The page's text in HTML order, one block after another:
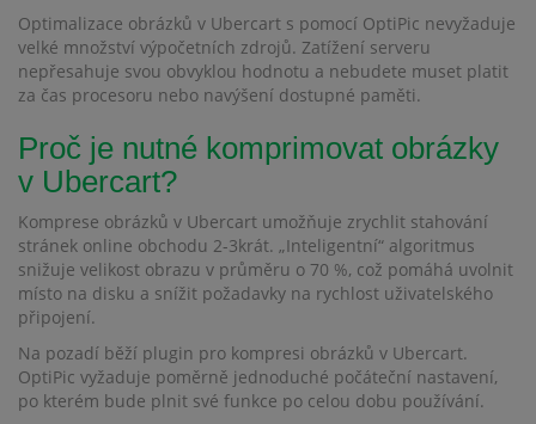
Optimalizace obrázků v Ubercart s pomocí OptiPic nevyžaduje
velké množství výpočetních zdrojů. Zatížení serveru
nepřesahuje svou obvyklou hodnotu a nebudete muset platit
za čas procesoru nebo navýšení dostupné paměti.
Proč je nutné komprimovat obrázky
v Ubercart?
Komprese obrázků v Ubercart umožňuje zrychlit stahování
stránek online obchodu 2-3krát. „Inteligentní“ algoritmus
snižuje velikost obrazu v průměru o 70 %, což pomáhá uvolnit
místo na disku a snížit požadavky na rychlost uživatelského
připojení.
Na pozadí běží plugin pro kompresi obrázků v Ubercart.
OptiPic vyžaduje poměrně jednoduché počáteční nastavení,
po kterém bude plnit své funkce po celou dobu používání.